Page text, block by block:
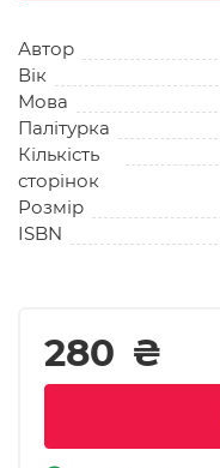
Автор
Вік
Мова
Палітурка
Кількість
сторінок
Розмір
ISBN
280 ₴